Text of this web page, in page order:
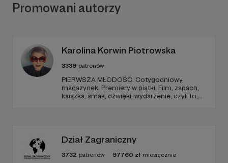
Promowani autorzy
Karolina Korwin Piotrowska
3339 patronów
PIERWSZA MŁODOŚĆ. Cotygodniowy
magazynek. Premiery w piątki. Film, zapach,
książka, smak, dźwięki, wydarzenie, czyli to,
Dział Zagraniczny
3732 patronów 97760 zł miesięcznie